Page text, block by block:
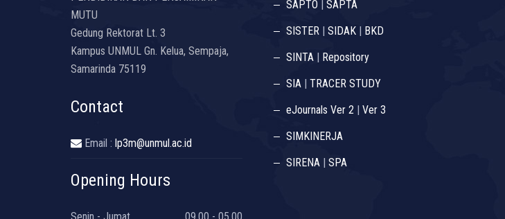
MUTU
Gedung Rektorat Lt. 3
Kampus UNMUL Gn. Kelua, Sempaja,
Samarinda 75119
Contact
Email : lp3m@unmul.ac.id
Opening Hours
SAPTO | SAPTA
SISTER| SIDAK| BKD
SINTA| Repository
SIA| TRACER STUDY
eJournals Ver 2 | Ver 3
SIMKINERJA
SIRENA| SPA